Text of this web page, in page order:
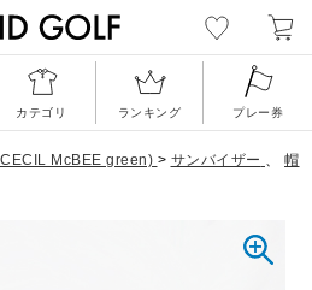
カテゴリ ランキング プレー券
McBEE green) > サンバイザー 、 帽